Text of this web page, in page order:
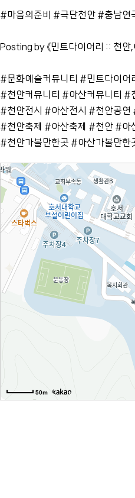
#마음의준비 #극단천안 #충남연
Posting by 《민트다이어리 :: 천안
#문화예술커뮤니티 #민트다이어
#천안커뮤니티 #아산커뮤니티 #
#천안전시 #아산전시 #천안공연
#천안축제 #아산축제 #천안 #아
#천안가볼만한곳 #아산가볼만한
50m